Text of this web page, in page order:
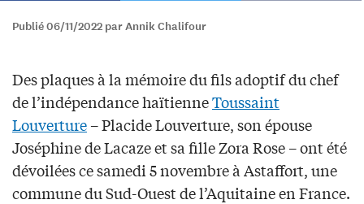
Publié 06/11/2022 par Annik Chalifour
Des plaques à la mémoire du fils adoptif du chef
de l’indépendance haïtienneToussaint
Louverture– Placide Louverture, son épouse
Joséphine de Lacaze et sa fille Zora Rose – ont été
dévoilées ce samedi 5 novembre à Astaffort, une
commune du Sud-Ouest de l’Aquitaine en France.